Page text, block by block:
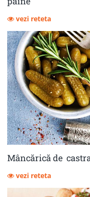
vezi reteta
Mâncărică de
vezi reteta